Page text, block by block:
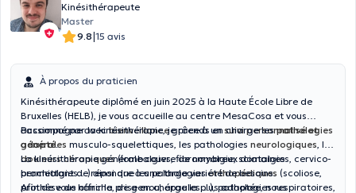
Kinésithérapeute
Master
9.8|15 avis
À propos du praticien
Kinésithérapeute diplômé en juin 2025 à la Haute École Libre de
Bruxelles (HELB), je vous accueille au centre MesaCosa et vous
accompagne avecbienveillancegrâce à unsuivi personnalisé et
adapté.
Passionné par la kinésithérapie, je prends en charge lespathologies
générales musculo-squelettiques, les pathologies neurologiques, les
douleurs chroniques(lombalgies, fibromyalgie, sciatalgies, cervico-
brachialgies…) ainsi que les pathologiesorthopédiques (scoliose,
prothèse de hanche, de genou, épaules…), pathologies respiratoires,
La kinésithérapie générale couvre de nombreux domaines
permettant de répondre à une large variété de besoins.
Afin de vous offrir la prise en charge la plus adaptée, nous